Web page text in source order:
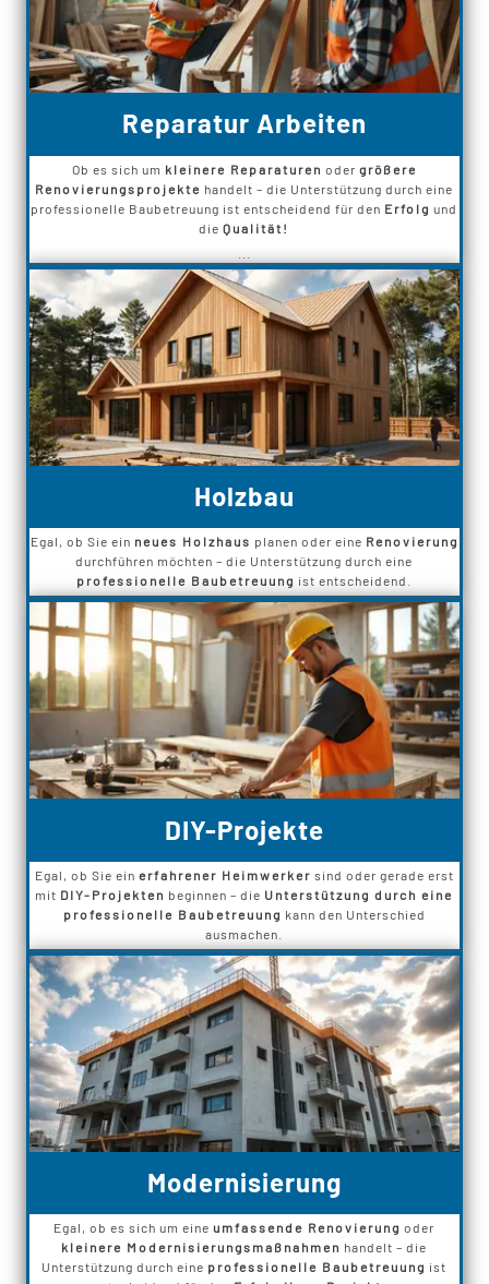
Reparatur Arbeiten
Ob es sich um kleinere Reparaturen oder größere
Renovierungsprojekte handelt – die Unterstützung durch eine
professionelle Baubetreuung ist entscheidend für den Erfolg und
dieQualität!
Holzbau
Egal, ob Sie ein neues Holzhaus planen oder eine Renovierung
durchführen möchten – die Unterstützung durch eine
professionelle Baubetreuung ist entscheidend.
DIY-Projekte
Egal, ob Sie ein erfahrener Heimwerker sind oder gerade erst
mit DIY-Projekten beginnen – die Unterstützung durch eine
professionelle Baubetreuung kann den Unterschied
ausmachen.
Modernisierung
Egal, ob es sich um eineumfassende Renovierung oder
kleinere Modernisierungsmaßnahmen handelt – die
Unterstützung durch eine professionelle Baubetreuung ist